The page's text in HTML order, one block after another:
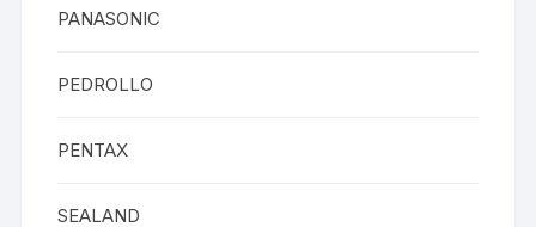
PANASONIC
PEDROLLO
PENTAX
SEALAND